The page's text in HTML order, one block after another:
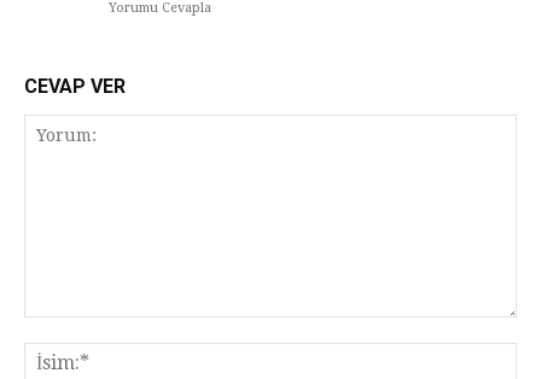
Yorumu Cevapla
CEVAP VER